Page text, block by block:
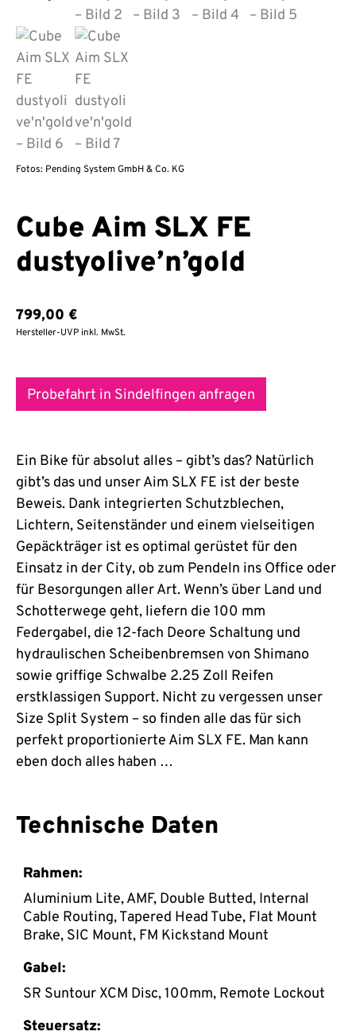
Fotos: Pending System GmbH & Co. KG
Cube Aim SLX FE
dustyolive’n’gold
799,00 €
Hersteller-UVP inkl. MwSt.
Probefahrt in Sindelfingen anfragen
Ein Bike für absolut alles – gibt’s das? Natürlich
gibt’s das und unser Aim SLX FE ist der beste
Beweis. Dank integrierten Schutzblechen,
Lichtern, Seitenständer und einem vielseitigen
Gepäckträger ist es optimal gerüstet für den
Einsatz in der City, ob zum Pendeln ins Office oder
für Besorgungen aller Art. Wenn’s über Land und
Schotterwege geht, liefern die 100 mm
Federgabel, die 12-fach Deore Schaltung und
hydraulischen Scheibenbremsen von Shimano
sowie griffige Schwalbe 2.25 Zoll Reifen
erstklassigen Support. Nicht zu vergessen unser
Size Split System – so finden alle das für sich
perfekt proportionierte Aim SLX FE. Man kann
eben doch alles haben …
Technische Daten
Rahmen:
Aluminium Lite, AMF, Double Butted, Internal
Cable Routing, Tapered Head Tube, Flat Mount
Brake, SIC Mount, FM Kickstand Mount
Gabel:
SR Suntour XCM Disc, 100mm, Remote Lockout
Steuersatz: